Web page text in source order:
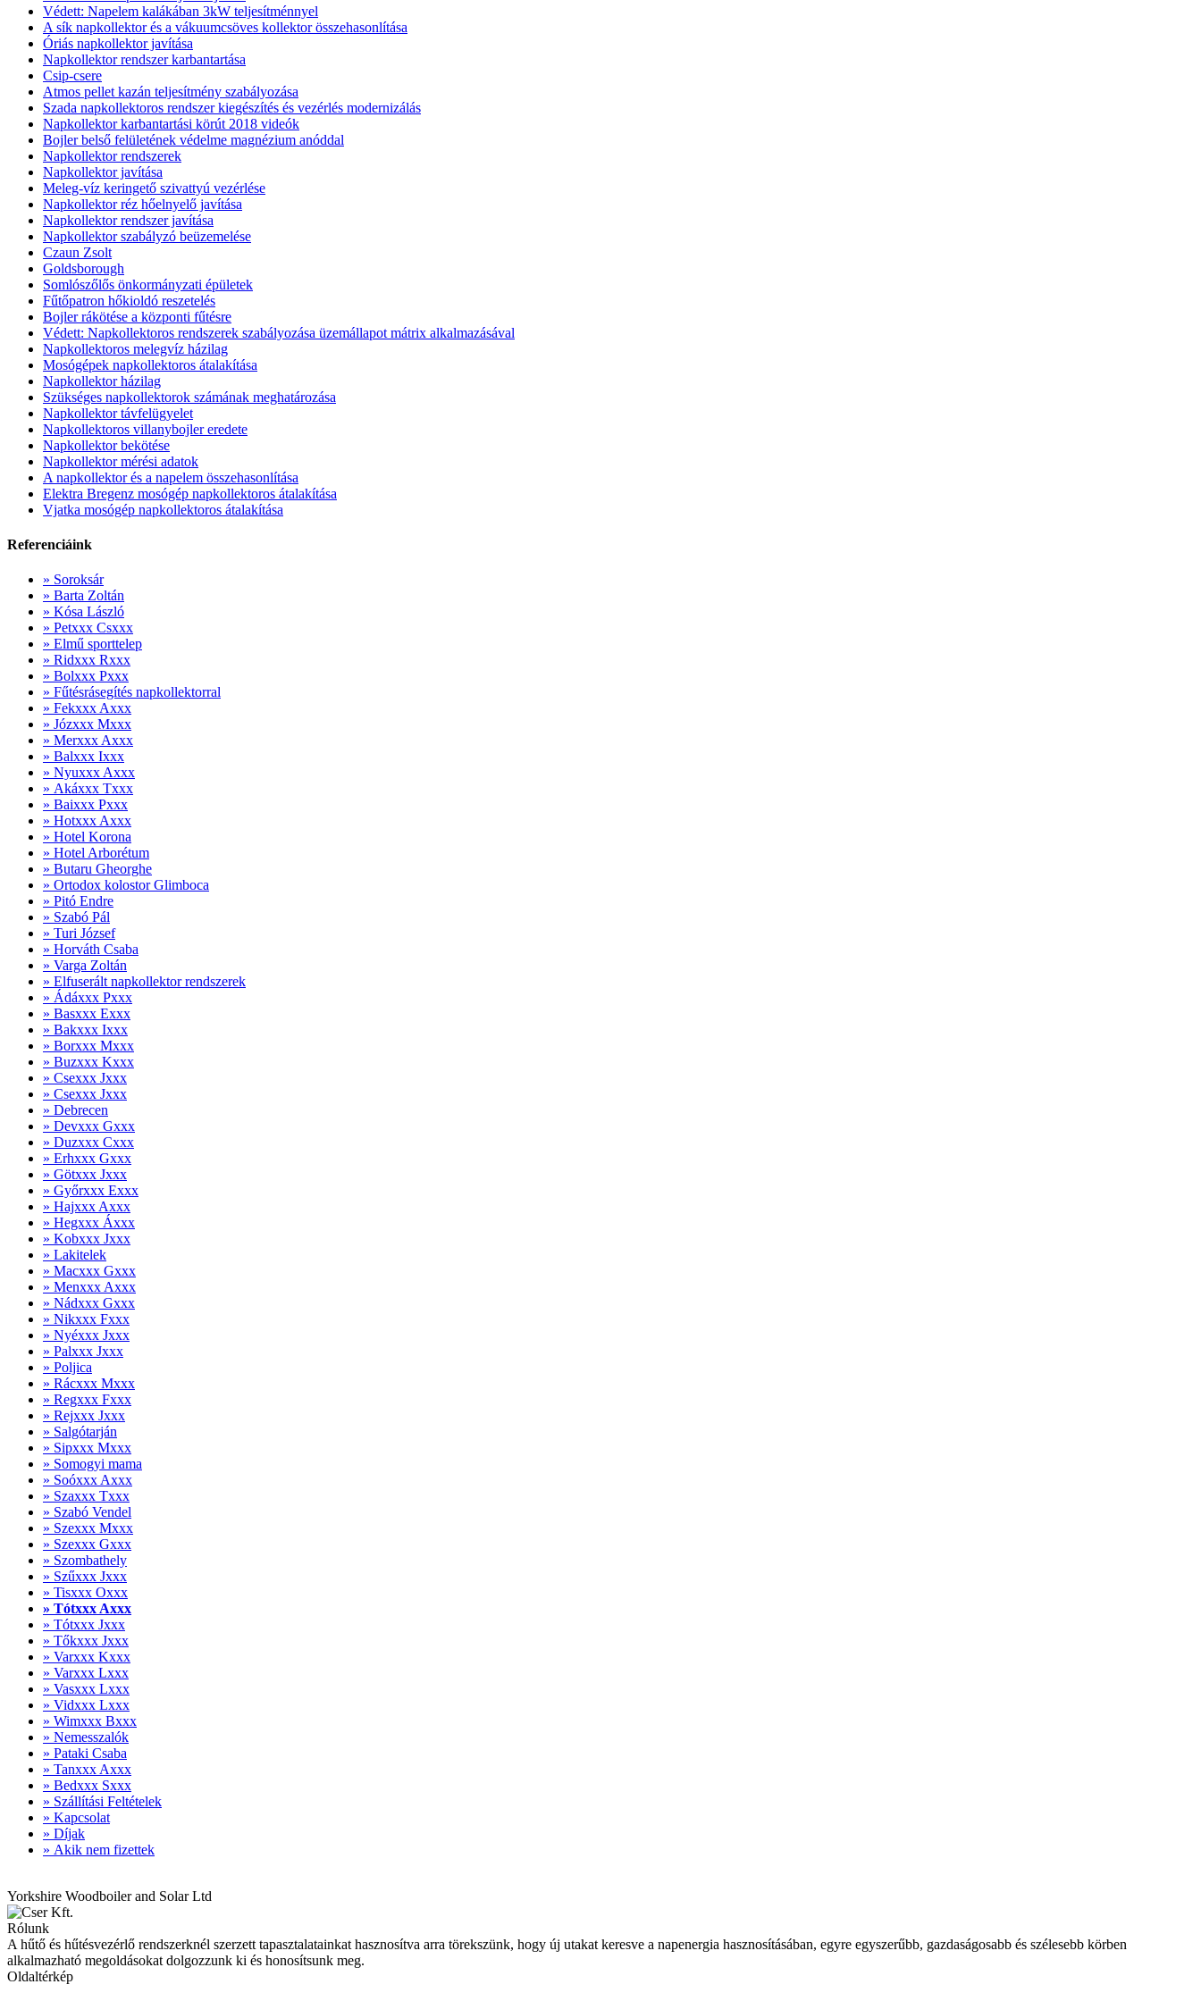
Védett: Napelem kalákában 3kW teljesítménnyel
A sík napkollektor és a vákuumcsöves kollektor összehasonlítása
Óriás napkollektor javítása
Napkollektor rendszer karbantartása
Csip-csere
Atmos pellet kazán teljesítmény szabályozása
Szada napkollektoros rendszer kiegészítés és vezérlés modernizálás
Napkollektor karbantartási körút 2018 videók
Bojler belső felületének védelme magnézium anóddal
Napkollektor rendszerek
Napkollektor javítása
Meleg-víz keringető szivattyú vezérlése
Napkollektor réz hőelnyelő javítása
Napkollektor rendszer javítása
Napkollektor szabályzó beüzemelése
Czaun Zsolt
Goldsborough
Somlószőlős önkormányzati épületek
Fűtőpatron hőkioldó reszetelés
Bojler rákötése a központi fűtésre
Védett: Napkollektoros rendszerek szabályozása üzemállapot mátrix alkalmazásával
Napkollektoros melegvíz házilag
Mosógépek napkollektoros átalakítása
Napkollektor házilag
Szükséges napkollektorok számának meghatározása
Napkollektor távfelügyelet
Napkollektoros villanybojler eredete
Napkollektor bekötése
Napkollektor mérési adatok
A napkollektor és a napelem összehasonlítása
Elektra Bregenz mosógép napkollektoros átalakítása
Vjatka mosógép napkollektoros átalakítása
Referenciáink
» Soroksár
» Barta Zoltán
» Kósa László
» Petxxx Csxxx
» Elmű sporttelep
» Ridxxx Rxxx
» Bolxxx Pxxx
» Fűtésrásegítés napkollektorral
» Fekxxx Axxx
» Józxxx Mxxx
» Merxxx Axxx
» Balxxx Ixxx
» Nyuxxx Axxx
» Akáxxx Txxx
» Baixxx Pxxx
» Hotxxx Axxx
» Hotel Korona
» Hotel Arborétum
» Butaru Gheorghe
» Ortodox kolostor Glimboca
» Pitó Endre
» Szabó Pál
» Turi József
» Horváth Csaba
» Varga Zoltán
» Elfuserált napkollektor rendszerek
» Ádáxxx Pxxx
» Basxxx Exxx
» Bakxxx Ixxx
» Borxxx Mxxx
» Buzxxx Kxxx
» Csexxx Jxxx
» Csexxx Jxxx
» Debrecen
» Devxxx Gxxx
» Duzxxx Cxxx
» Erhxxx Gxxx
» Götxxx Jxxx
» Győrxxx Exxx
» Hajxxx Axxx
» Hegxxx Áxxx
» Kobxxx Jxxx
» Lakitelek
» Macxxx Gxxx
» Menxxx Axxx
» Nádxxx Gxxx
» Nikxxx Fxxx
» Nyéxxx Jxxx
» Palxxx Jxxx
» Poljica
» Rácxxx Mxxx
» Regxxx Fxxx
» Rejxxx Jxxx
» Salgótarján
» Sipxxx Mxxx
» Somogyi mama
» Soóxxx Axxx
» Szaxxx Txxx
» Szabó Vendel
» Szexxx Mxxx
» Szexxx Gxxx
» Szombathely
» Szűxxx Jxxx
» Tisxxx Oxxx
» Tótxxx Axxx
» Tótxxx Jxxx
» Tőkxxx Jxxx
» Varxxx Kxxx
» Varxxx Lxxx
» Vasxxx Lxxx
» Vidxxx Lxxx
» Wimxxx Bxxx
» Nemesszalók
» Pataki Csaba
» Tanxxx Axxx
» Bedxxx Sxxx
» Szállítási Feltételek
» Kapcsolat
» Díjak
» Akik nem fizettek
Yorkshire Woodboiler and Solar Ltd
Rólunk
A hűtő és hűtésvezérlő rendszerknél szerzett tapasztalatainkat hasznosítva arra törekszünk, hogy új utakat keresve a napenergia hasznosításában, egyre egyszerűbb, gazdaságosabb és szélesebb körben
alkalmazható megoldásokat dolgozzunk ki és honosítsunk meg.
Oldaltérkép